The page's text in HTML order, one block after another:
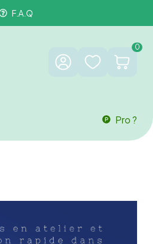
F.A.Q
0
Pro ?